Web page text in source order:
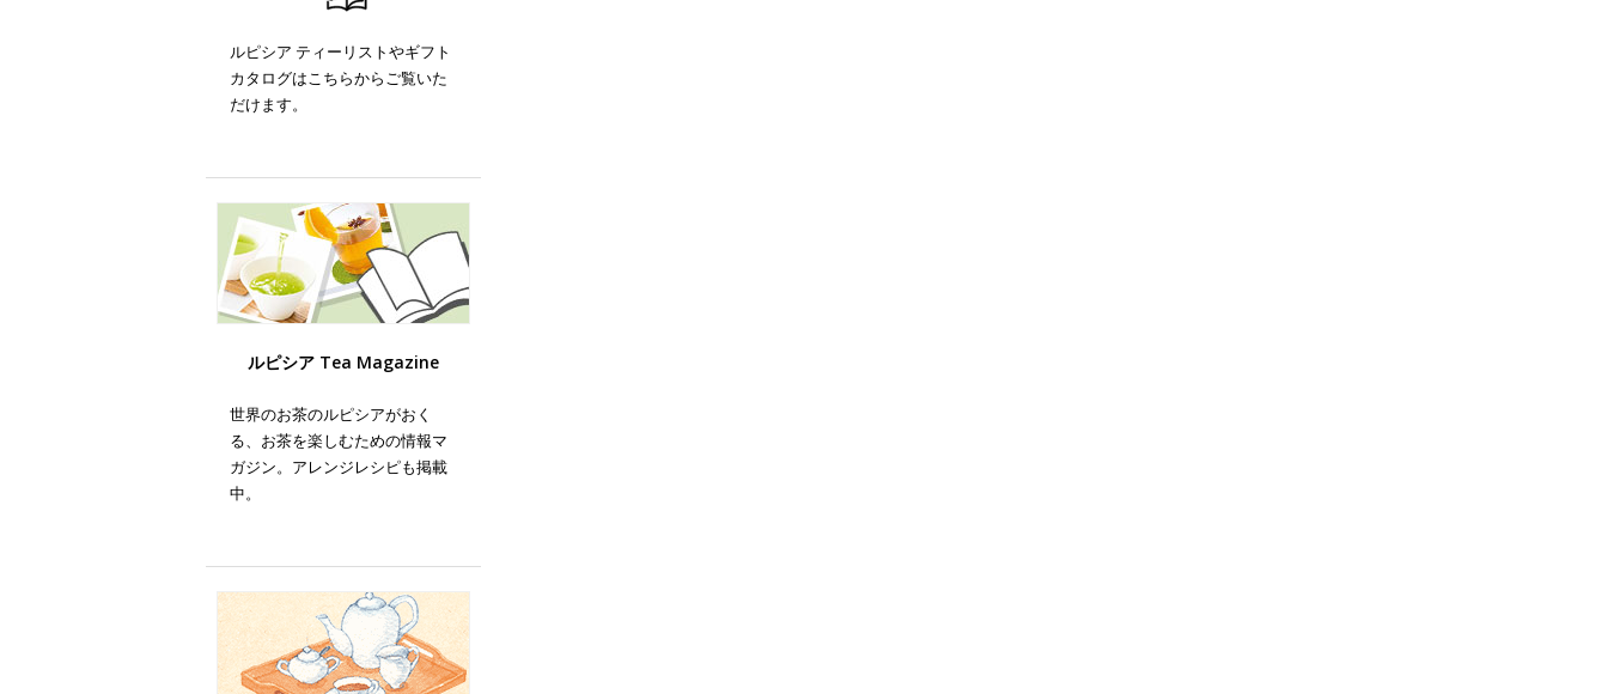
ルピシア ティーリストやギフト
カタログはこちらからご覧いた
だけます。
ルピシア Tea Magazine
世界のお茶のルピシアがおく
る、お茶を楽しむための情報マ
ガジン。アレンジレシピも掲載
中。